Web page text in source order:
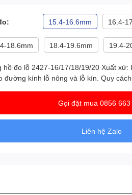
15.4-16.6mm 16.4-
18.6mm 18.4-19.6mm 19.4-
hồ đo lỗ 2427-16/17/18/19/20 Xuất xứ:
đường kính lỗ nông và lỗ kín. Quy
Gọi đặt mua 0856
Liên hệ Zalo